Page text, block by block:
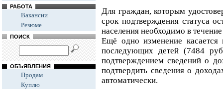
РАБОТА
Вакансии
Резюме
ПОИСК
ОБЪЯВЛЕНИЯ
Продам
Куплю
Для граждан, которым
срок подтверждения статуса
населения необходимо в
Ещё одно изменение
последующих детей (7484
подтверждением сведений о
подтвердить сведения о
автоматически.